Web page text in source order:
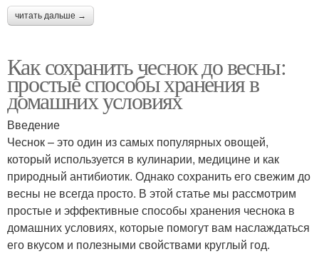
читать дальше →
Как сохранить чеснок до весны:
простые способы хранения в
домашних условиях
Введение
Чеснок – это один из самых популярных овощей,
который используется в кулинарии, медицине и как
природный антибиотик. Однако сохранить его свежим до
весны не всегда просто. В этой статье мы рассмотрим
простые и эффективные способы хранения чеснока в
домашних условиях, которые помогут вам наслаждаться
его вкусом и полезными свойствами круглый год.